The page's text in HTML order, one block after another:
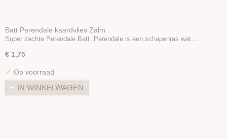
Batt Perendale kaardvlies Zalm
Super zachte Perendale Batt. Perendale is een schapenras wat…
€ 1,75
✓ Op voorraad
IN WINKELWAGEN